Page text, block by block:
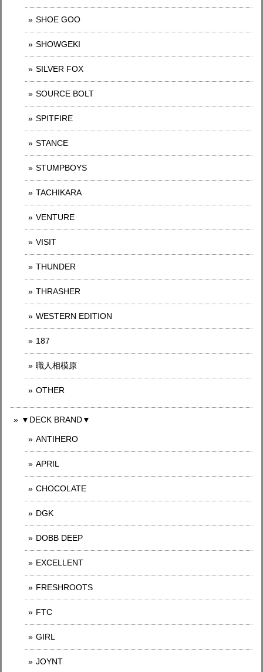
SHOE GOO
SHOWGEKI
SILVER FOX
SOURCE BOLT
SPITFIRE
STANCE
STUMPBOYS
TACHIKARA
VENTURE
VISIT
THUNDER
THRASHER
WESTERN EDITION
187
職人相模原
OTHER
▼DECK BRAND▼
ANTIHERO
APRIL
CHOCOLATE
DGK
DOBB DEEP
EXCELLENT
FRESHROOTS
FTC
GIRL
JOYNT